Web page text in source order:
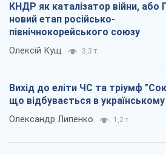
КНДР як каталізатор війни, або
новий етап російсько-
північнокорейського союзу
Олексій Кущ 3,3 т.
Вихід до еліти ЧС та тріумф
що відбувається в українському
Олександр Липенко 1,2 т.